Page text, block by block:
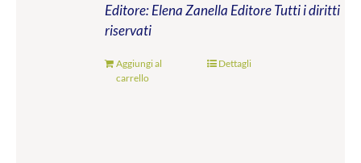
Editore: Elena Zanella EditoreTutti i diritti
riservati
Aggiungi al
carrello
Dettagli